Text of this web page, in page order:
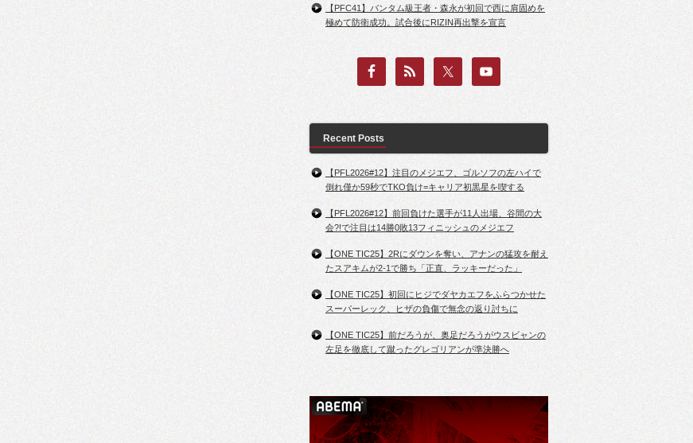
【PFC41】バンタム級王者・森永が初回で西に肩固めを
極めて防衛成功。試合後にRIZIN再出撃を宣言
Recent Posts
【PFL2026#12】注目のメジエフ、ゴルソフの左ハイで
倒れ僅か59秒でTKO負け=キャリア初黒星を喫する
【PFL2026#12】前回負けた選手が11人出場、谷間の大
会?!で注目は14勝0敗13フィニッシュのメジエフ
【ONE TIC25】2Rにダウンを奪い、アナンの猛攻を耐え
たスアキムが2-1で勝ち「正直、ラッキーだった」
【ONE TIC25】初回にヒジでダヤカエフをふらつかせた
スーパーレック、ヒザの負傷で無念の返り討ちに
【ONE TIC25】前だろうが、奥足だろうがウスビャンの
左足を徹底して蹴ったグレゴリアンが準決勝へ